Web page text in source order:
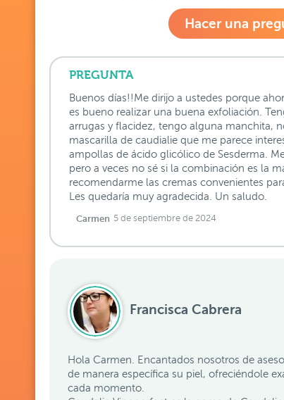
Hacer una
PREGUNTA
Buenos días!!Me dirijo a ustedes porque
es bueno realizar una buena exfoliación.
arrugas y flacidez, tengo alguna manchita,
mascarilla de caudialie que me parece
ampollas de ácido glicólico de Sesderma.
pero a veces no sé si la combinación es la
recomendarme las cremas convenientes
Les quedaría muy agradecida. Un saludo.
Carmen 5 de septiembre de 2024
Hola Carmen. Encantados nosotros de
de manera específica su piel, ofreciéndole
cada momento.
Francisca Cabrera